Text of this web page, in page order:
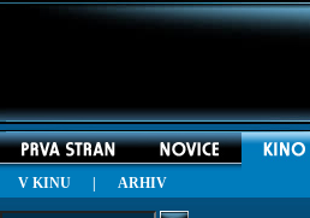
V KINU ARHIV